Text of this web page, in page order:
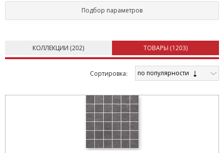
Подбор параметров
КОЛЛЕКЦИИ (202) ТОВАРЫ (1203)
Cортировка: по популярности